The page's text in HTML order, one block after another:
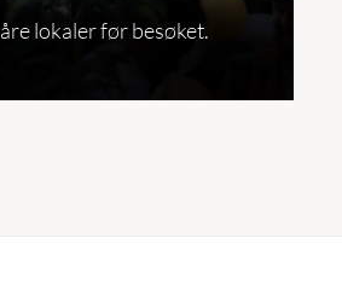
lokaler før besøket.